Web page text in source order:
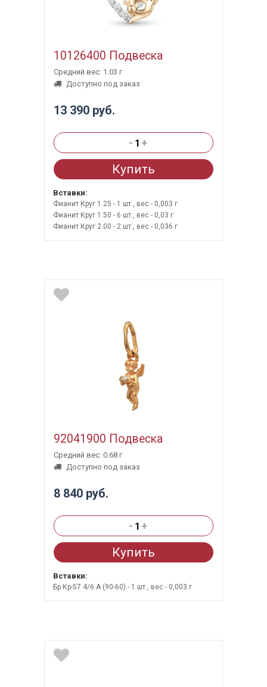
10126400 Подвеска
Средний вес: 1.03 г
Доступно под заказ
13 390 руб.
- +
Купить
Вставки:
Фианит Круг 1.25 - 1 шт., вес - 0,003 г
Фианит Круг 1.50 - 6 шт., вес - 0,03 г
Фианит Круг 2.00 - 2 шт., вес - 0,036 г
92041900 Подвеска
Средний вес: 0.68 г
Доступно под заказ
8 840 руб.
- +
Купить
Вставки:
Бр Кр-57 4/6 А (90-60) - 1 шт., вес - 0,003 г